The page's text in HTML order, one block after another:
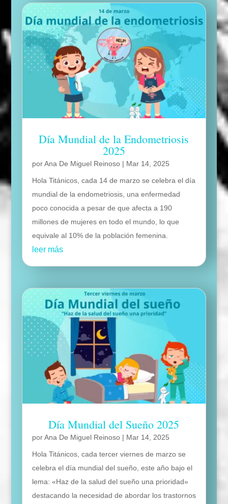
Día Mundial de la Endometriosis
2025
porAna De Miguel Reinoso| Mar 14, 2025
Hola Titánicos, cada 14 de marzo se celebra el día
mundial de la endometriosis, una enfermedad
poco conocida a pesar de que afecta a 190
millones de mujeres en todo el mundo, lo que
equivale al 10% de la población femenina.
leer más
Día Mundial del Sueño 2025
porAna De Miguel Reinoso| Mar 14, 2025
Hola Titánicos, cada tercer viernes de marzo se
celebra el día mundial del sueño, este año bajo el
lema: «Haz de la salud del sueño una prioridad»
destacando la necesidad de abordar los trastornos